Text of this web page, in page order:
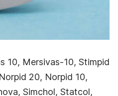
10, Mersivas-10, Stimpid
20, Norpid 10,
Simchol, Statcol,